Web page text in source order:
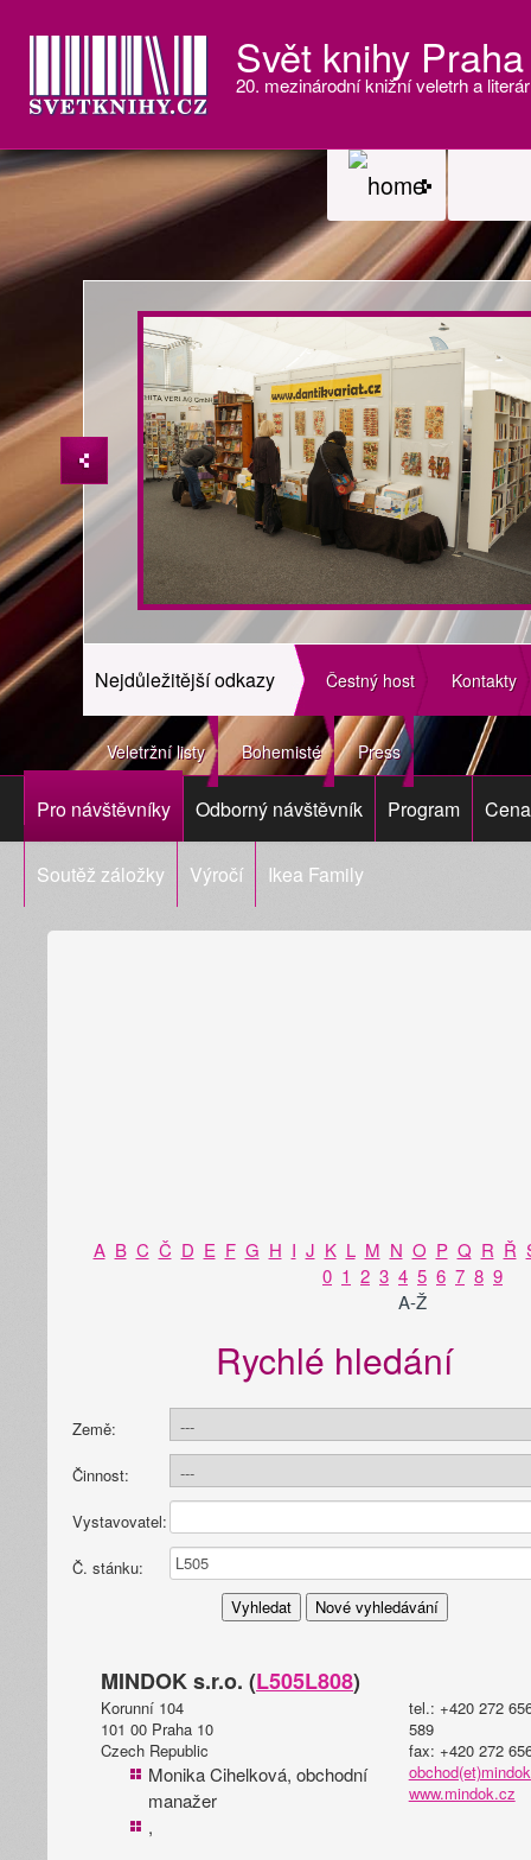
Svět knihy
20. mezinárodní knižní veletrh a
Nejdůležitější odkazy Čestný host Kontakty
Veletržní listy Bohemisté Press
Pro návštěvníky Odborný návštěvník Program
Soutěž záložky Výročí Ikea Family
A B C Č D E F G H I J K L M N O P Q R Ř
0 1 2 3 4 5 6 7 8 9
A-Ž
Rychlé hledání
Země:
Činnost:
Vystavovatel:
Č. stánku:
MINDOK s.r.o. (L505L808)
Korunní 104
101 00 Praha 10
Czech Republic
Monika Cihelková, obchodní
manažer
,
tel.: +420 272
589
fax: +420 272
www.mindok.cz